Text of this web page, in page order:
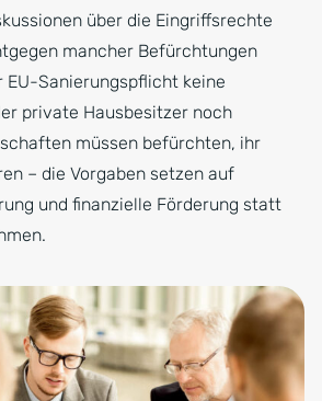
über die Eingriffsrechte
mancher Befürchtungen
EU-Sanierungspflicht keine
private Hausbesitzer noch
müssen befürchten, ihr
– die Vorgaben setzen auf
und finanzielle Förderung statt